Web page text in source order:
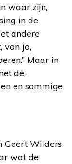
waar zijn,
in de
andere
van ja,
Maar in
de-
en sommige
Geert Wilders
wat de